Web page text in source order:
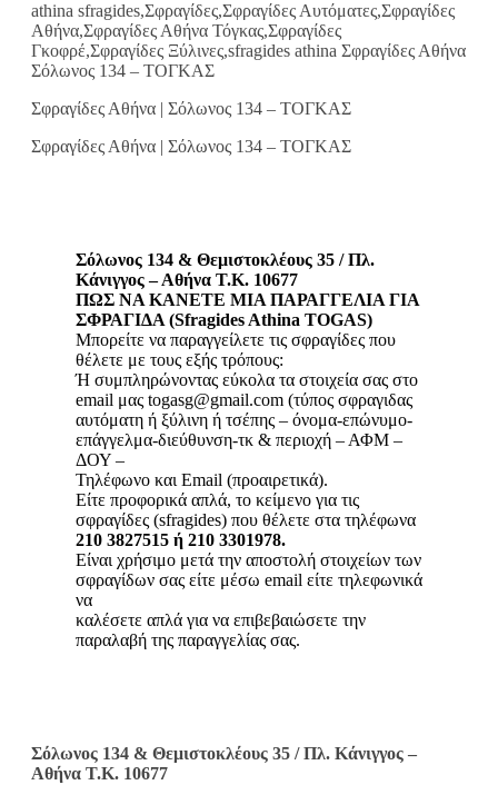
athina sfragides,Σφραγίδες,Σφραγίδες Αυτόματες,Σφραγίδες
Αθήνα,Σφραγίδες Αθήνα Τόγκας,Σφραγίδες
Γκοφρέ,Σφραγίδες Ξύλινες,sfragides athina Σφραγίδες Αθήνα
Σόλωνος 134 – ΤΟΓΚΑΣ
Σφραγίδες Αθήνα | Σόλωνος 134 – ΤΟΓΚΑΣ
Σφραγίδες Αθήνα | Σόλωνος 134 – ΤΟΓΚΑΣ
Σόλωνος 134 & Θεμιστοκλέους 35 / Πλ.
Κάνιγγος – Αθήνα Τ.Κ. 10677
ΠΩΣ ΝΑ ΚΑΝΕΤΕ ΜΙΑ ΠΑΡΑΓΓΕΛΙΑ ΓΙΑ
ΣΦΡΑΓΙΔΑ (Sfragides Athina TOGAS)
Μπορείτε να παραγγείλετε τις σφραγίδες που
θέλετε με τους εξής τρόπους:
Ή συμπληρώνοντας εύκολα τα στοιχεία σας στο
email μας togasg@gmail.com (τύπος σφραγιδας
αυτόματη ή ξύλινη ή τσέπης – όνομα-επώνυμο-
επάγγελμα-διεύθυνση-τκ & περιοχή – ΑΦΜ –
ΔΟΥ –
Τηλέφωνο και Email (προαιρετικά).
Είτε προφορικά απλά, το κείμενο για τις
σφραγίδες (sfragides) που θέλετε στα τηλέφωνα
210 3827515 ή 210 3301978.
Είναι χρήσιμο μετά την αποστολή στοιχείων των
σφραγίδων σας είτε μέσω email είτε τηλεφωνικά
να
καλέσετε απλά για να επιβεβαιώσετε την
παραλαβή της παραγγελίας σας.
Σόλωνος 134 & Θεμιστοκλέους 35 / Πλ. Κάνιγγος –
Αθήνα Τ.Κ. 10677